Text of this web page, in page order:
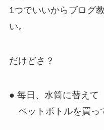
1つでいいからブログ
い。
だけどさ？
● 毎日、水筒に替えて
ペットボトルを買っ